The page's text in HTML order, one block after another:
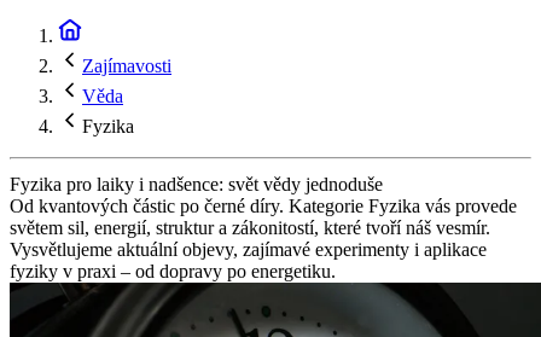
Zajímavosti
Věda
Fyzika
Fyzika pro laiky i nadšence: svět vědy jednoduše
Od kvantových částic po černé díry. Kategorie Fyzika vás provede
světem sil, energií, struktur a zákonitostí, které tvoří náš vesmír.
Vysvětlujeme aktuální objevy, zajímavé experimenty i aplikace
fyziky v praxi – od dopravy po energetiku.